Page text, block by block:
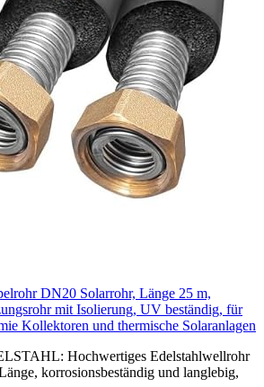
DN20 Solarrohr, Länge 25 m,
mit Isolierung, UV beständig, für
Kollektoren und thermische Solaranlagen
Hochwertiges Edelstahlwellrohr
korrosionsbeständig und langlebig,